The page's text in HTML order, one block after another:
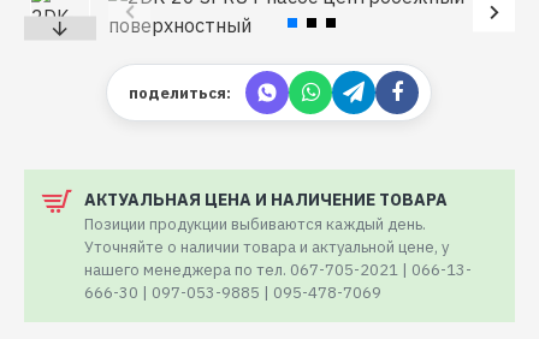
поделиться:
АКТУАЛЬНАЯ ЦЕНА И НАЛИЧЕНИЕ ТОВАРА
Позиции продукции выбиваются каждый день.
Уточняйте о наличии товара и актуальной цене, у
нашего менеджера по тел. 067-705-2021 | 066-13-
666-30 | 097-053-9885 | 095-478-7069